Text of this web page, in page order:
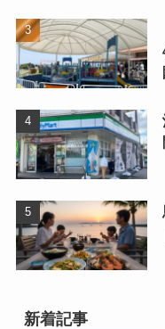
新着記事